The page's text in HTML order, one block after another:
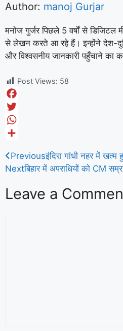
Author: manoj Gurjar
मनोज गुर्जर पिछले 5 वर्षों से
से लेखन करते आ रहे हैं। इन्होंने देश-
और विश्वसनीय जानकारी पहुँचाने का
Post Views: 58
F
a
c
b
o
k
T
w
t
t
r
W
a
t
A
h
a
e
Previousइंदिरा गांधी नहर में खत्म
Nextबिहार में अपराधियों को CM
Leave a